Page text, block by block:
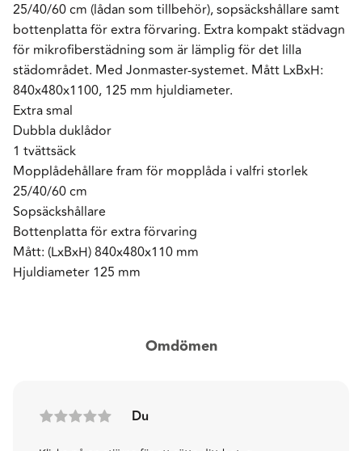
25/40/60 cm (lådan som tillbehör), sopsäckshållare samt
bottenplatta för extra förvaring. Extra kompakt städvagn
för mikrofiberstädning som är lämplig för det lilla
städområdet. Med Jonmaster-systemet. Mått LxBxH:
840x480x1100, 125 mm hjuldiameter.
Extra smal
Dubbla duklådor
1 tvättsäck
Mopplådehållare fram för mopplåda i valfri storlek
25/40/60 cm
Sopsäckshållare
Bottenplatta för extra förvaring
Mått: (LxBxH) 840x480x110 mm
Hjuldiameter 125 mm
Omdömen
Du